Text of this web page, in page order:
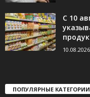
С 10
10.08.2026
ПОПУЛЯРНЫЕ КАТЕГОРИИ